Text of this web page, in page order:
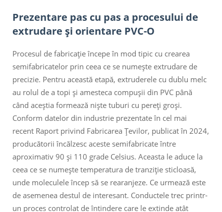
Prezentare pas cu pas a procesului de
extrudare și orientare PVC-O
Procesul de fabricație începe în mod tipic cu crearea
semifabricatelor prin ceea ce se numește extrudare de
precizie. Pentru această etapă, extruderele cu dublu melc
au rolul de a topi și amesteca compușii din PVC până
când aceștia formează niște tuburi cu pereți groși.
Conform datelor din industrie prezentate în cel mai
recent Raport privind Fabricarea Țevilor, publicat în 2024,
producătorii încălzesc aceste semifabricate între
aproximativ 90 și 110 grade Celsius. Aceasta le aduce la
ceea ce se numește temperatura de tranziție sticloasă,
unde moleculele încep să se rearanjeze. Ce urmează este
de asemenea destul de interesant. Conductele trec printr-
un proces controlat de întindere care le extinde atât